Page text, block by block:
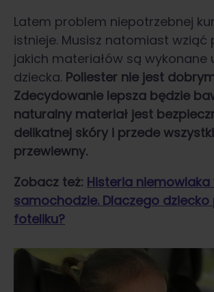
Latem problem niepotrzebnej
istnieje. Musisz natomiast wziąć
jakich materiałów są wykonane
dziecka. Poliester nie jest
Zdecydowanie lepsza będzie
naturalny materiał jest
delikatnej skóry i przede
przewiewny.
Zobacz też: Histeria niemowlaka
samochodzie. Dlaczego dziecko
foteliku?